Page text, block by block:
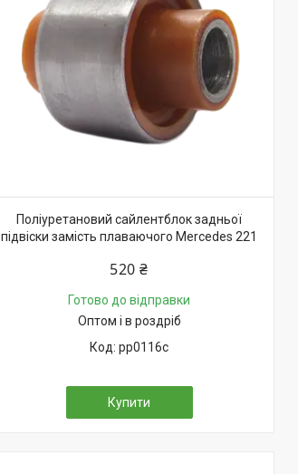
Поліуретановий сайлентблок задньої
підвіски замість плаваючого Merсedes 221
520 ₴
Готово до відправки
Оптом і в роздріб
pp0116c
Купити